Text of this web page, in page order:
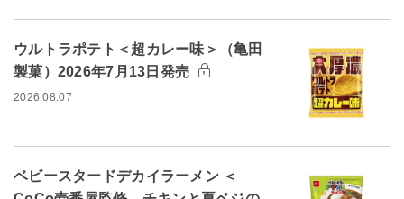
ウルトラポテト＜超カレー味＞（亀田
製菓）2026年7月13日発売
2026.08.07
ベビースタードデカイラーメン ＜